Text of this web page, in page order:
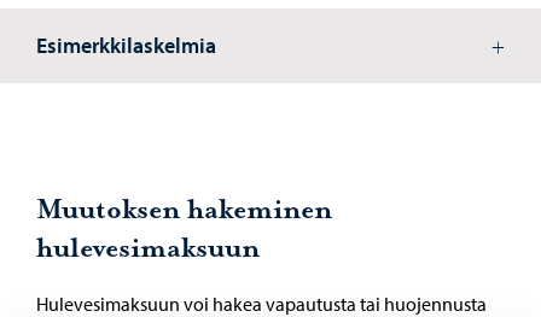
Esimerkkilaskelmia
Muutoksen hakeminen
hulevesimaksuun
Hulevesimaksuun voi hakea vapautusta tai huojennusta